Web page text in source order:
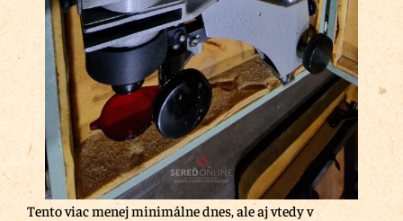
Tento viac menej minimálne dnes, ale aj vtedy v